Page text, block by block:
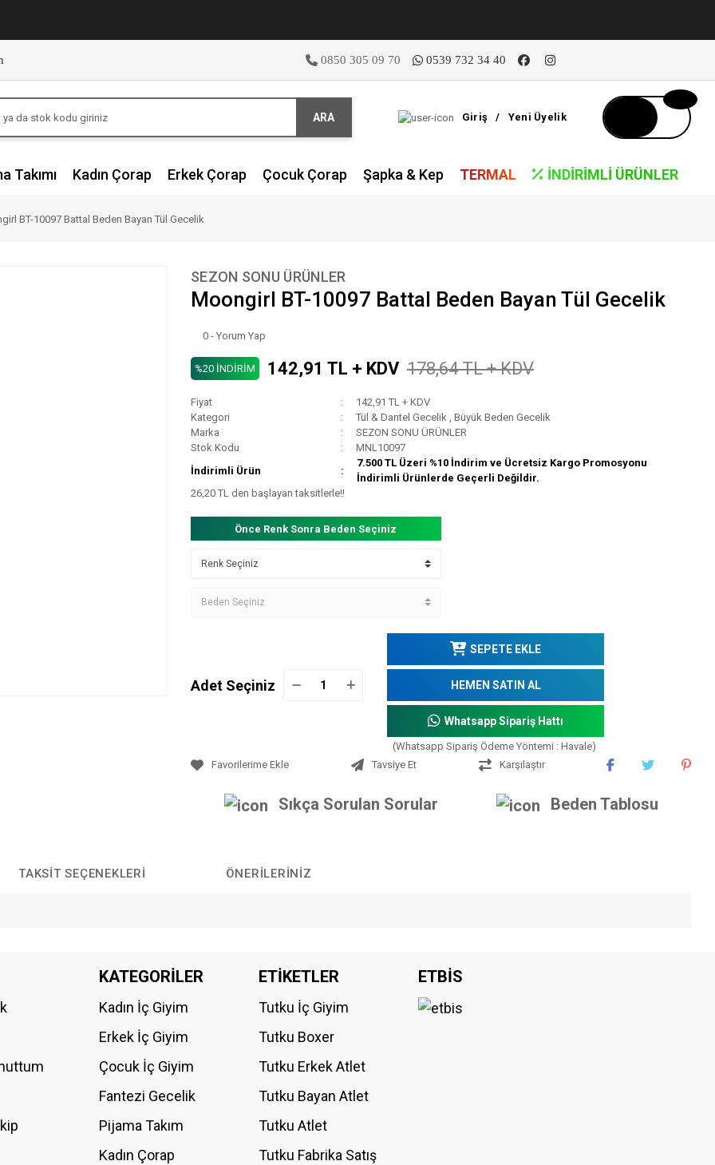
0850 305 09 70 0539 732 34 40
ARA Giriş / Yeni Üyelik
Takımı Kadın Çorap Erkek Çorap Çocuk Çorap Şapka & Kep TERMAL İNDIRIMLI ÜRÜNLER
BT-10097 Battal Beden Bayan Tül Gecelik
SEZON SONU ÜRÜNLER
Moongirl BT-10097 Battal Beden Bayan Tül Gecelik
0 - Yorum Yap
%20 İNDİRİM 142,91 TL + KDV 178,64 TL + KDV
Fiyat
142,91 TL + KDV
Kategori
Tül & Dantel Gecelik ,Büyük Beden Gecelik
Marka
SEZON SONU ÜRÜNLER
Stok Kodu
MNL10097
İndirimli Ürün
7.500 TL Üzeri %10 İndirim ve Ücretsiz Kargo Promosyonu
İndirimli Ürünlerde Geçerli Değildir.
26,20 TL den başlayan taksitlerle!!
Önce Renk Sonra Beden Seçiniz
Adet Seçiniz
SEPETE EKLE
HEMEN SATIN AL
Whatsapp Sipariş Hattı
(Whatsapp Sipariş Ödeme Yöntemi : Havale)
Tavsiye Et
Karşılaştır
Sıkça Sorulan Sorular Beden Tablosu
TAKSIT SEÇENEKLERI ÖNERILERINIZ
Bu ürüne ilk yorumu siz yapın!
KATEGORİLER
Kadın İç Giyim
Erkek İç Giyim
Çocuk İç Giyim
Fantezi Gecelik
Pijama Takım
Kadın Çorap
ETİKETLER
Tutku İç Giyim
Tutku Boxer
Tutku Erkek Atlet
Tutku Bayan Atlet
Tutku Atlet
Tutku Fabrika Satış
ETBİS